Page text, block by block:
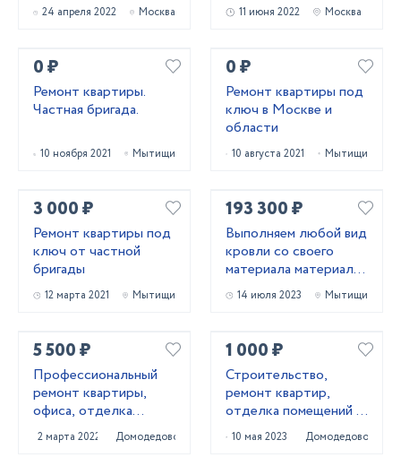
24 апреля 2022 Москва
капитального.
11 июня 2022 Москва
0 ₽
Ремонт квартиры.
Частная бригада.
10 ноября 2021 Мытищи
0 ₽
Ремонт квартиры под
ключ в Москве и
области
10 августа 2021 Мытищи
3 000 ₽
Ремонт квартиры под
ключ от частной
бригады
12 марта 2021 Мытищи
193 300 ₽
Выполняем любой вид
кровли со своего
материала материалы
заказчика
14 июля 2023 Мытищи
5 500 ₽
Профессиональный
ремонт квартиры,
офиса, отделка
коттеджа
2 марта 2022 Домодедово
1 000 ₽
Строительство,
ремонт квартир,
отделка помещений и
другие строительные
работы
10 мая 2023 Домодедово